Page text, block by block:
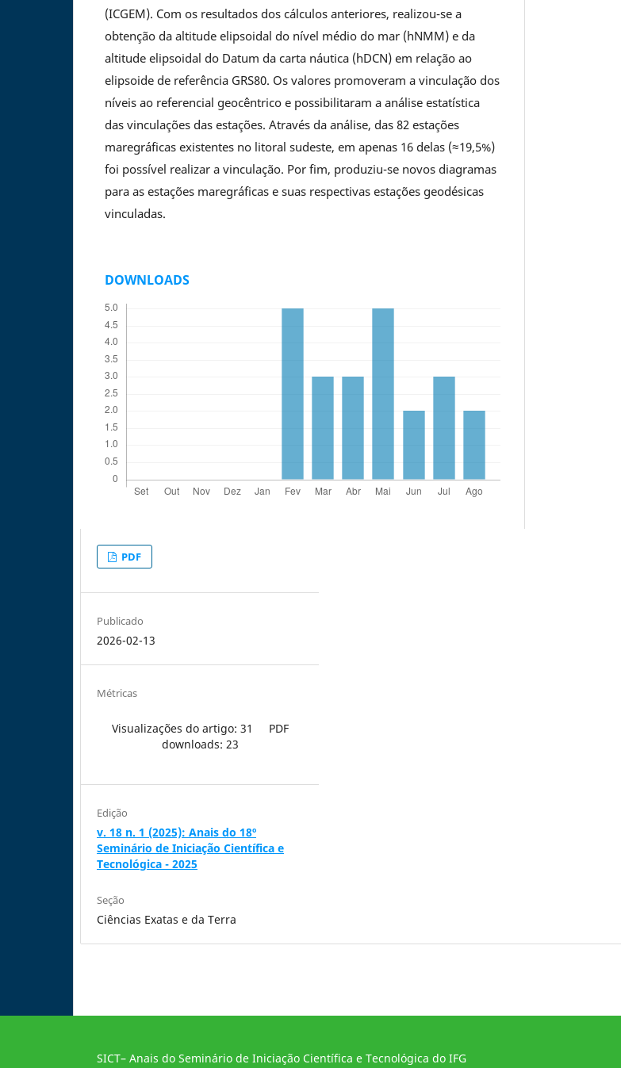
(ICGEM). Com os resultados dos cálculos anteriores, realizou-se a
obtenção da altitude elipsoidal do nível médio do mar (hNMM) e da
altitude elipsoidal do Datum da carta náutica (hDCN) em relação ao
elipsoide de referência GRS80. Os valores promoveram a vinculação dos
níveis ao referencial geocêntrico e possibilitaram a análise estatística
das vinculações das estações. Através da análise, das 82 estações
maregráficas existentes no litoral sudeste, em apenas 16 delas (≈19,5%)
foi possível realizar a vinculação. Por fim, produziu-se novos diagramas
para as estações maregráficas e suas respectivas estações geodésicas
vinculadas.
DOWNLOADS
PDF
Publicado
2026-02-13
Métricas
Visualizações do artigo: 31
PDF
downloads: 23
Edição
v. 18 n. 1 (2025): Anais do 18º
Seminário de Iniciação Científica e
Tecnológica - 2025
Seção
Ciências Exatas e da Terra
SICT– Anais do Seminário de Iniciação Científica e Tecnológica do IFG